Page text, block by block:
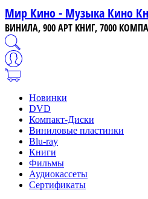
Мир Кино - Музыка Кино
ВИНИЛА, 900 АРТ КНИГ, 7000
Новинки
DVD
Компакт-Диски
Виниловые пластинки
Blu-ray
Книги
Фильмы
Аудиокассеты
Сертификаты